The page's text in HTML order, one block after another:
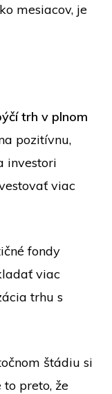
mesiacov, je
trh v plnom
pozitívnu,
investori
viac
fondy
viac
trhu s
štádiu si
to preto, že